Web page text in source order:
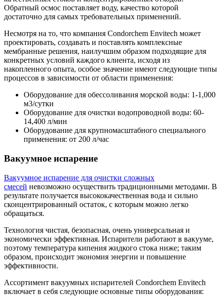
Обратный осмос поставляет воду, качество которой
достаточно для самых требовательных применений.
Несмотря на то, что компания Condorchem Envitech может
проектировать, создавать и поставлять комплексные
мембранные решения, наилучшим образом подходящие для
конкретных условий каждого клиента, исходя из
накопленного опыта, особое значение имеют следующие типы
процессов в зависимости от области применения:
Оборудование для обессоливания морской воды: 1-1,000
м3/сутки
Оборудование для очистки водопроводной воды: 60-
14,400 л/мин
Оборудование для крупномасштабного специального
применения: от 200 л/час
Вакуумное испарение
Вакуумное испарение для очистки сложных
смесей невозможно осуществить традиционными методами. В
результате получается высококачественная вода и сильно
сконцентрированный остаток, с которым можно легко
обращаться.
Технология чистая, безопасная, очень универсальная и
экономически эффективная. Испарители работают в вакууме,
поэтому температура кипения жидкого стока ниже; таким
образом, происходит экономия энергии и повышение
эффективности.
Ассортимент вакуумных испарителей Condorchem Envitech
включает в себя следующие основные типы оборудования: